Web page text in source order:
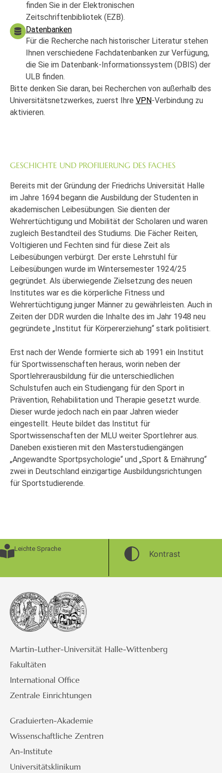
finden Sie in der Elektronischen
Zeitschriftenbibliotek (EZB).
Datenbanken
Für die Recherche nach historischer Literatur stehen
Ihnen verschiedene Fachdatenbanken zur Verfügung,
die Sie im Datenbank-Informationssystem (DBIS) der
ULB finden.
Bitte denken Sie daran, bei Recherchen von außerhalb des
Universitätsnetzwerkes, zuerst Ihre VPN-Verbindung zu
aktivieren.
GESCHICHTE UND PROFILIERUNG DES FACHES
Bereits mit der Gründung der Friedrichs Universität Halle
im Jahre 1694 begann die Ausbildung der Studenten in
akademischen Leibesübungen. Sie dienten der
Wehrertüchtigung und Mobilität der Scholaren und waren
zugleich Bestandteil des Studiums. Die Fächer Reiten,
Voltigieren und Fechten sind für diese Zeit als
Leibesübungen verbürgt. Der erste Lehrstuhl für
Leibesübungen wurde im Wintersemester 1924/25
gegründet. Als überwiegende Zielsetzung des neuen
Institutes war es die körperliche Fitness und
Wehrertüchtigung junger Männer zu gewährleisten. Auch in
Zeiten der DDR wurden die Inhalte des im Jahr 1948 neu
gegründete „Institut für Körpererziehung“ stark politisiert.
Erst nach der Wende formierte sich ab 1991 ein Institut
für Sportwissenschaften heraus, worin neben der
Sportlehrerausbildung für die unterschiedlichen
Schulstufen auch ein Studiengang für den Sport in
Prävention, Rehabilitation und Therapie gesetzt wurde.
Dieser wurde jedoch nach ein paar Jahren wieder
eingestellt. Heute bildet das Institut für
Sportwissenschaften der MLU weiter Sportlehrer aus.
Daneben existieren mit den Masterstudiengängen
„Angewandte Sportpsychologie“ und „Sport & Ernährung“
zwei in Deutschland einzigartige Ausbildungsrichtungen
für Sportstudierende.
Leichte Sprache
Kontrast
Martin-Luther-Universität Halle-Wittenberg
Fakultäten
International Office
Zentrale Einrichtungen
Graduierten-Akademie
Wissenschaftliche Zentren
An-Institute
Universitätsklinikum